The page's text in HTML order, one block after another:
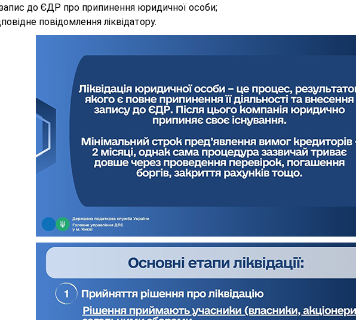
до ЄДР про припинення юридичної особи;
повідомлення ліквідатору.